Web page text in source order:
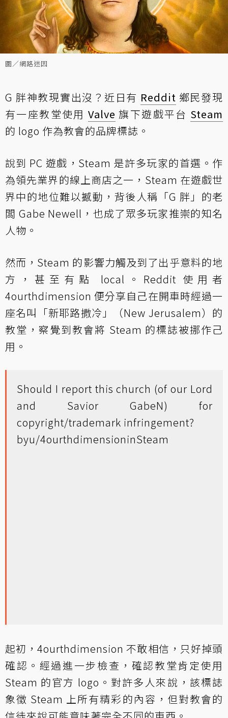
圖／網路迷因
G 胖神教現實出沒？近日有 Reddit 鄉民發現
有一座教堂使用 Valve 旗下遊戲平台 Steam
的 logo 作為教會的品牌標誌。
說到 PC 遊戲，Steam 是許多玩家的首選。作
為領先業界的線上商店之一，Steam 在遊戲世
界中的地位難以撼動，背後人稱「G 胖」的老
闆 Gabe Newell，也成了眾多玩家推崇的知名
人物。
然而，Steam 的影響力觸及到了出乎意料的地
方，甚至有點 local。Reddit 使用者
4ourthdimension 便分享自己在開車時經過一
座名叫「新耶路撒冷」（New Jerusalem）的
教堂，察覺到教會將 Steam 的標誌被挪作己
用。
Should I report this church (of our Lord
and Savior GabeN) for
copyright/trademark infringement?
byu/4ourthdimensioninSteam
起初，4ourthdimension 不敢相信，只好掉頭
確認。經過進一步檢查，確認教堂肯定使用
Steam 的官方 logo。對許多人來說，該標誌
象徵 Steam 上所有精彩的內容，但對教會的